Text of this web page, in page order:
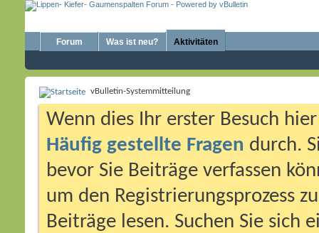
Forum Was ist neu? Aktivitäten
vBulletin-Systemmitteilung
Wenn dies Ihr erster Besuch
Häufig gestellte Fragen durch.
bevor Sie Beiträge verfassen
um den Registrierungsprozess
Beiträge lesen. Suchen Sie sich